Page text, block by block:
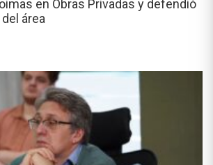
en Obras Privadas y defendió
área